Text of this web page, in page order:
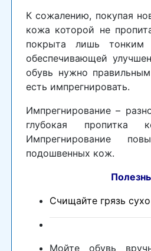
К сожалению, покупая
кожа которой не
покрыта лишь тонким
обеспечивающей
обувь нужно
есть импрегнировать.
Импрегнирование –
глубокая пропитка
Импрегнирование
подошвенных кож.
Полезные
Счищайте грязь
Мойте обувь